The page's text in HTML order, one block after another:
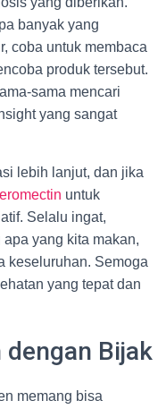
banyak yang
coba untuk membaca
produk tersebut.
sama mencari
yang sangat
lebih lanjut, dan jika
untuk
Selalu ingat,
yang kita makan,
keseluruhan. Semoga
yang tepat dan
dengan Bijak
memang bisa